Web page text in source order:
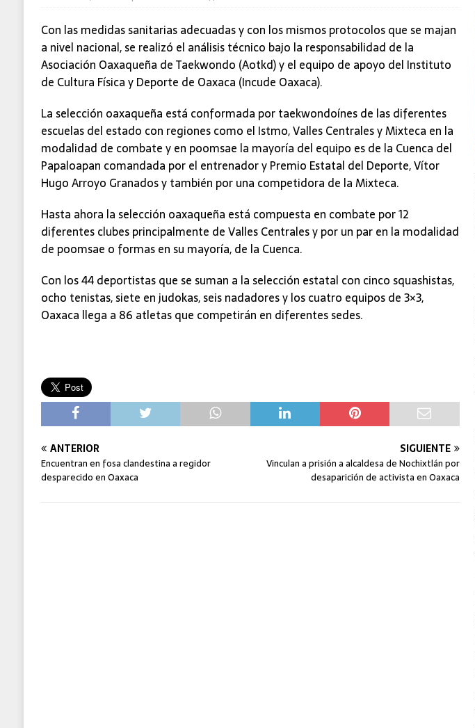
Con las medidas sanitarias adecuadas y con los mismos protocolos que se majan
a nivel nacional, se realizó el análisis técnico bajo la responsabilidad de la
Asociación Oaxaqueña de Taekwondo (Aotkd) y el equipo de apoyo del Instituto
de Cultura Física y Deporte de Oaxaca (Incude Oaxaca).
La selección oaxaqueña está conformada por taekwondoínes de las diferentes
escuelas del estado con regiones como el Istmo, Valles Centrales y Mixteca en la
modalidad de combate y en poomsae la mayoría del equipo es de la Cuenca del
Papaloapan comandada por el entrenador y Premio Estatal del Deporte, Vítor
Hugo Arroyo Granados y también por una competidora de la Mixteca.
Hasta ahora la selección oaxaqueña está compuesta en combate por 12
diferentes clubes principalmente de Valles Centrales y por un par en la modalidad
de poomsae o formas en su mayoría, de la Cuenca.
Con los 44 deportistas que se suman a la selección estatal con cinco squashistas,
ocho tenistas, siete en judokas, seis nadadores y los cuatro equipos de 3×3,
Oaxaca llega a 86 atletas que competirán en diferentes sedes.
ANTERIOR
Encuentran en fosa clandestina a regidor
desparecido en Oaxaca
SIGUIENTE
Vinculan a prisión a alcaldesa de Nochixtlán por
desaparición de activista en Oaxaca